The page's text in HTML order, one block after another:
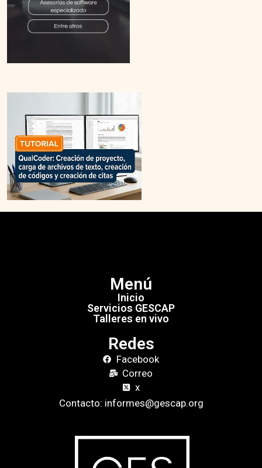
Menú
Inicio
Servicios GESCAP
Talleres en vivo
Redes
Facebook
Correo
x
Contacto: informes@gescap.org